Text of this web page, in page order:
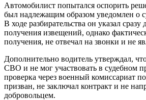
Автомобилист попытался оспорить
был надлежащим образом уведомлен о
В ходе разбирательства он указал сразу
получения извещений, однако
получения, не отвечал на звонки и не
Дополнительно водитель утверждал,
СВО и не мог участвовать в судебном
проверка через военный комиссариат
призван, не заключал контракт и не
добровольцем.